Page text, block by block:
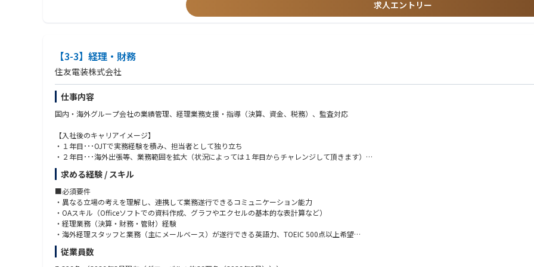
求人エントリー
【3-3】経理・財務
住友電装株式会社
仕事内容
国内・海外グループ会社の業績管理、経理業務支援・指導（決算、資金、税務）、監査対応
【入社後のキャリアイメージ】
・１年目･･･OJTで実務経験を積み、担当者として独り立ち
・２年目･･･海外出張等、業務範囲を拡大（状況によっては１年目からチャレンジして頂きます）
・３年目･･･上記業務を継続しながら、チームリーダー等に就いて、上位職昇格も睨んだキャリアの積上げ（状況によっては１年目からチャレンジし
求める経験 / スキル
■必須要件
・異なる立場の考えを理解し、連携して業務遂行できるコミュニケーション能力
・OAスキル（Officeソフトでの資料作成、グラフやエクセルの基本的な表計算など）
・経理業務（決算・財務・管財）経験
・海外経理スタッフと業務（主にメールベース）が遂行できる英語力、TOEIC 500点以上希望
■歓迎要件
従業員数